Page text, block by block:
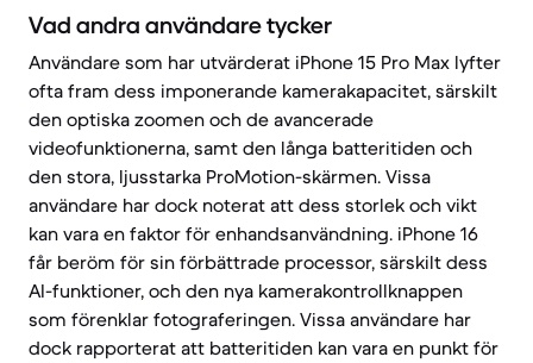
Vad andra användare tycker
Användare som har utvärderat iPhone 15 Pro Max lyfter
ofta fram dess imponerande kamerakapacitet, särskilt
den optiska zoomen och de avancerade
videofunktionerna, samt den långa batteritiden och
den stora, ljusstarka ProMotion-skärmen. Vissa
användare har dock noterat att dess storlek och vikt
kan vara en faktor för enhandsanvändning. iPhone 16
får beröm för sin förbättrade processor, särskilt dess
AI-funktioner, och den nya kamerakontrollknappen
som förenklar fotograferingen. Vissa användare har
dock rapporterat att batteritiden kan vara en punkt för